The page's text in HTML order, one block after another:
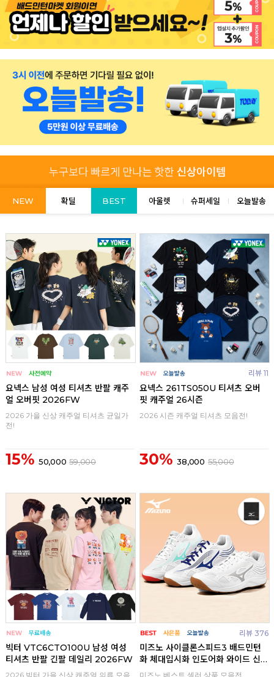
NEW 확딜 BEST 아울렛 슈퍼세일 오늘발송
요넥스 남성 여성 티셔츠 반팔 캐주
얼 오버핏 2026FW
2026 가을 신상 캐주얼 티셔츠 균일가
전!
15% 50,000 59,000
리뷰 11
요넥스 261TS050U 티셔츠 오버
핏 캐주얼 26시즌
2026 시즌 캐주얼 티셔츠 모음전!
30% 38,000 55,000
빅터 VTC6CTO100U 남성 여성
티셔츠 반팔 긴팔 데일리 2026FW
2026 빅터 가을 신상 캐주얼 의류 모음
리뷰 376
미즈노 사이클론스피드3 배드민턴
화 체대입시화 인도어화 와이드 신
발
미즈노 베스트 셀러 상품 모음전